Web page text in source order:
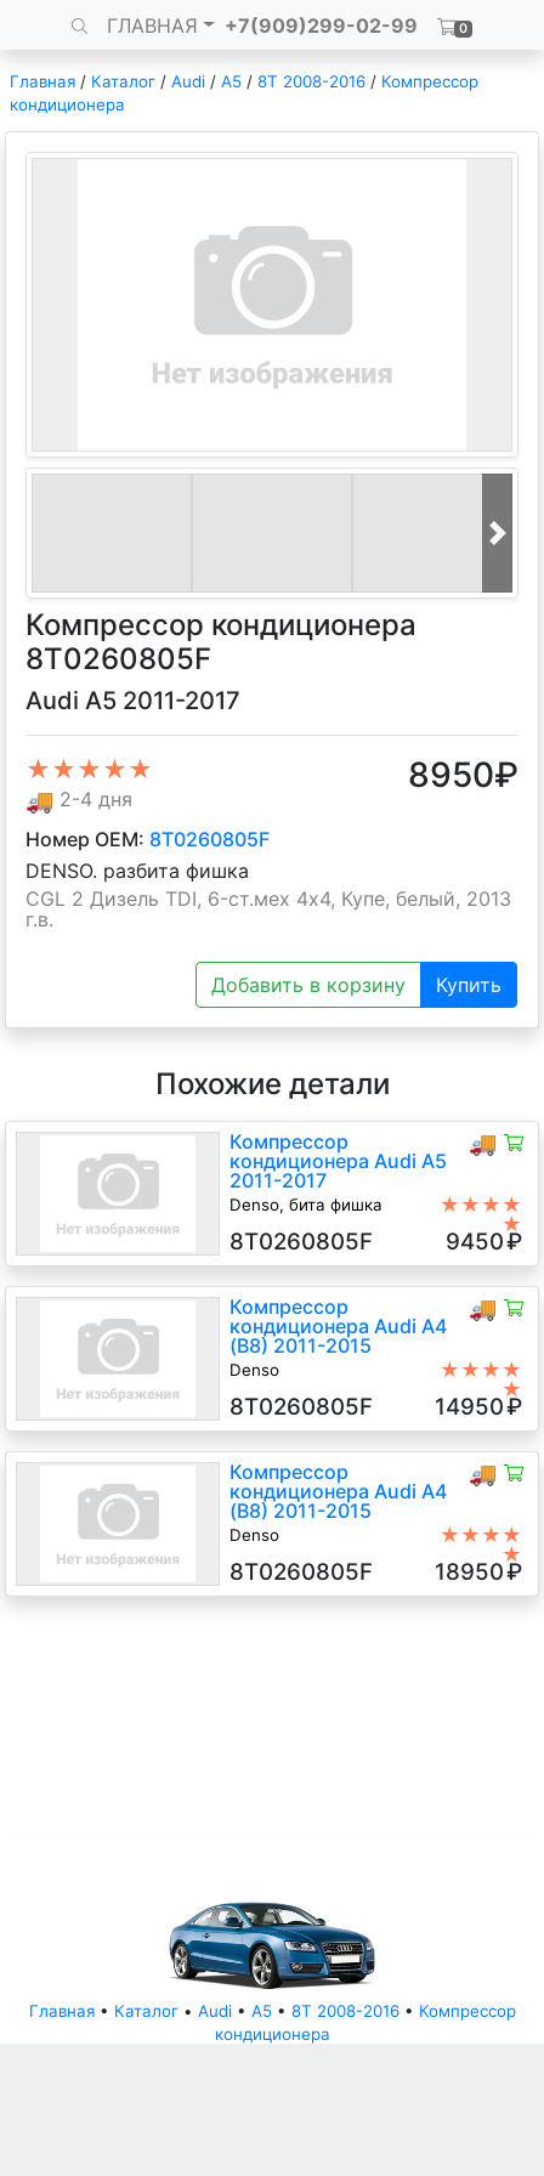
ГЛАВНАЯ +7(909)299-02-99 0
Главная / Каталог / Audi / A5 / 8T 2008-2016 / Компрессор
кондиционера
Компрессор кондиционера
8T0260805F
Audi A5 2011-2017
★★★★★
🚚 2-4 дня
8950₽
Номер OEM: 8T0260805F
DENSO. разбита фишка
CGL 2 Дизель TDI, 6-ст.мех 4х4, Купе, белый, 2013
г.в.
Добавить в корзину Купить
Похожие детали
🚚
Компрессор
кондиционера Audi A5
2011-2017
Denso, бита фишка
Хэтчбэк 5 дв., серебристый, 2013
г.в.
★★★★
★
8T0260805F 9450₽
🚚
Компрессор
кондиционера Audi A4
(B8) 2011-2015
Denso
Седан, белый, 2014 г.в.
★★★★
★
8T0260805F 14950₽
🚚
Компрессор
кондиционера Audi A4
(B8) 2011-2015
Denso
Седан, серый, 2013 г.в.
★★★★
★
8T0260805F 18950₽
Главная• Каталог• Audi• A5• 8T 2008-2016• Компрессор
кондиционера